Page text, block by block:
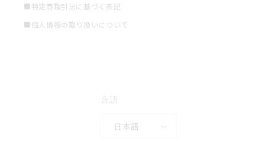
■特定商取引法に基づく表記
■個人情報の取り扱いについて
言語
日本語